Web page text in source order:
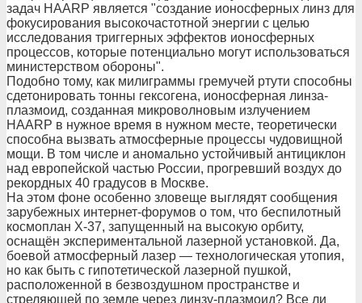
задач HAARP является "создание ионосферных линз для
фокусирования высокочастотной энергии с целью
исследования триггерных эффектов ионосферных
процессов, которые потенциально могут использоваться
министерством обороны".
Подобно тому, как милиграммы гремучей ртути способны
сдетонировать тонны гексогена, ионосферная линза-
плазмоид, созданная микроволновым излучением
HAARP в нужное время в нужном месте, теоретически
способна вызвать атмосферные процессы чудовищной
мощи. В том числе и аномально устойчивый антициклон
над европейской частью России, прогревший воздух до
рекордных 40 градусов в Москве.
На этом фоне особенно зловеще выглядят сообщения
зарубежных интернет-форумов о том, что беспилотный
космоплан Х-37, запущенный на высокую орбиту,
оснащён экспериментальной лазерной установкой. Да,
боевой атмосферный лазер — технологическая утопия,
но как быть с гипотетической лазерной пушкой,
расположенной в безвоздушном пространстве и
стреляющей по земле через линзу-плазмоид? Все ли